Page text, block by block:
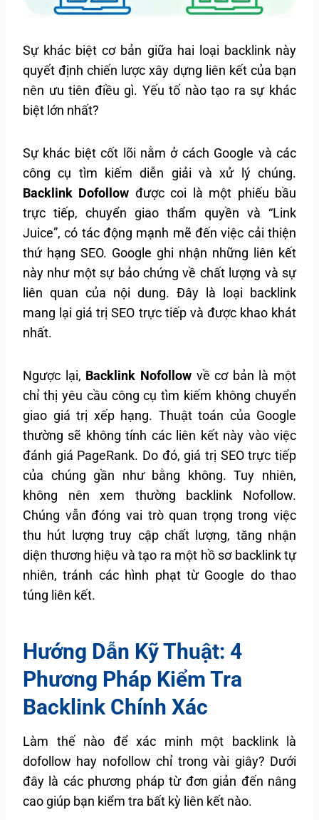
Sự khác biệt cơ bản giữa hai loại backlink này
quyết định chiến lược xây dựng liên kết của bạn
nên ưu tiên điều gì. Yếu tố nào tạo ra sự khác
biệt lớn nhất?
Sự khác biệt cốt lõi nằm ở cách Google và các
công cụ tìm kiếm diễn giải và xử lý chúng.
Backlink Dofollow được coi là một phiếu bầu
trực tiếp, chuyển giao thẩm quyền và “Link
Juice”, có tác động mạnh mẽ đến việc cải thiện
thứ hạng SEO. Google ghi nhận những liên kết
này như một sự bảo chứng về chất lượng và sự
liên quan của nội dung. Đây là loại backlink
mang lại giá trị SEO trực tiếp và được khao khát
nhất.
Ngược lại, Backlink Nofollowvề cơ bản là một
chỉ thị yêu cầu công cụ tìm kiếm không chuyển
giao giá trị xếp hạng. Thuật toán của Google
thường sẽ không tính các liên kết này vào việc
đánh giá PageRank. Do đó, giá trị SEO trực tiếp
của chúng gần như bằng không. Tuy nhiên,
không nên xem thường backlink Nofollow.
Chúng vẫn đóng vai trò quan trọng trong việc
thu hút lượng truy cập chất lượng, tăng nhận
diện thương hiệu và tạo ra một hồ sơ backlink tự
nhiên, tránh các hình phạt từ Google do thao
túng liên kết.
Hướng Dẫn Kỹ Thuật: 4
Phương Pháp Kiểm Tra
Backlink Chính Xác
Làm thế nào để xác minh một backlink là
dofollow hay nofollow chỉ trong vài giây? Dưới
đây là các phương pháp từ đơn giản đến nâng
cao giúp bạn kiểm tra bất kỳ liên kết nào.